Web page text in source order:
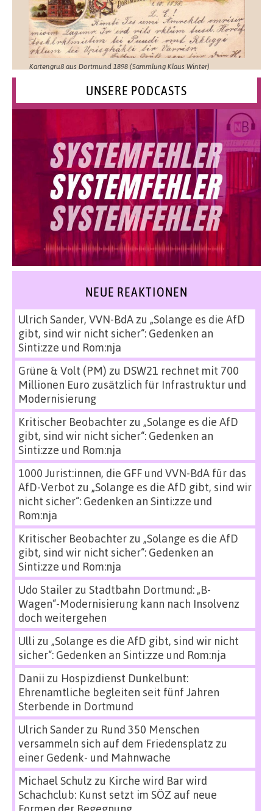
Kartengruß aus Dortmund 1898 (Sammlung Klaus Winter)
UNSERE PODCASTS
NEUE REAKTIONEN
Ulrich Sander, VVN-BdAzu „Solange es die AfD
gibt, sind wir nicht sicher“: Gedenken an
Sinti:zze und Rom:nja
Grüne & Volt (PM) zu DSW21 rechnet mit 700
Millionen Euro zusätzlich für Infrastruktur und
Modernisierung
Kritischer Beobachterzu „Solange es die AfD
gibt, sind wir nicht sicher“: Gedenken an
Sinti:zze und Rom:nja
1000 Jurist:innen, die GFF und VVN-BdA für das
AfD-Verbot zu „Solange es die AfD gibt, sind wir
nicht sicher“: Gedenken an Sinti:zze und
Rom:nja
Kritischer Beobachterzu „Solange es die AfD
gibt, sind wir nicht sicher“: Gedenken an
Sinti:zze und Rom:nja
Udo Stailerzu Stadtbahn Dortmund: „B-
Wagen“-Modernisierung kann nach Insolvenz
doch weitergehen
Ulli zu „Solange es die AfD gibt, sind wir nicht
sicher“: Gedenken an Sinti:zze und Rom:nja
Danii zu Hospizdienst Dunkelbunt:
Ehrenamtliche begleiten seit fünf Jahren
Sterbende in Dortmund
Ulrich Sanderzu Rund 350 Menschen
versammeln sich auf dem Friedensplatz zu
einer Gedenk- und Mahnwache
Michael Schulz zu Kirche wird Bar wird
Schachclub: Kunst setzt im SÖZ auf neue